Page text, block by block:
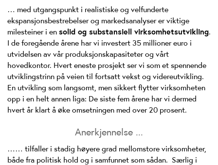
… med utgangspunkt i realistiske og velfunderte
ekspansjonsbestrebelser og markedsanalyser er viktige
milesteiner i en solid og substansiell virksomhetsutvikling.
I de foregående årene har vi investert 35 millioner euro i
utvidelsen av vår produksjonskapasiteter og vårt
hovedkontor. Hvert eneste prosjekt ser vi som et spennende
utviklingstrinn på veien til fortsatt vekst og videreutvikling.
En utvikling som langsomt, men sikkert flytter virksomheten
opp i en helt annen liga: De siste fem årene har vi dermed
hvert år klart å øke omsetningen med over 20 prosent.
Anerkjennelse ...
…… tilfaller i stadig høyere grad mellomstore virksomheter,
både fra politisk hold og i samfunnet som sådan. Særlig i